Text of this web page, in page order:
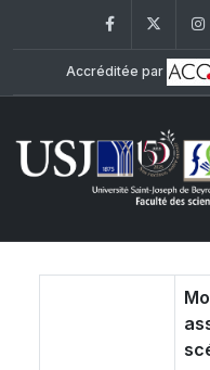
Facebook
Accréditée par